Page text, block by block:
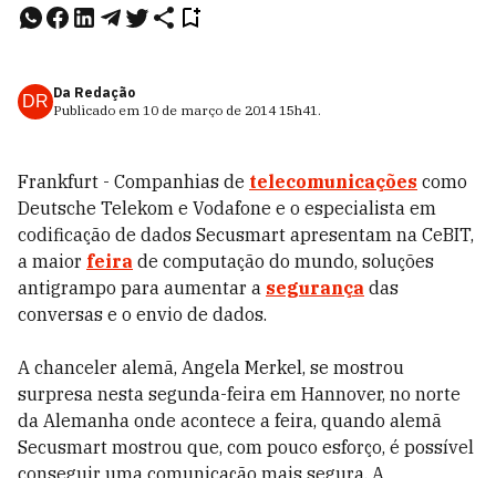
DR Da Redação
Publicado em 10 de março de 2014 15h41.
Frankfurt - Companhias de telecomunicações como
Deutsche Telekom e Vodafone e o especialista em
codificação de dados Secusmart apresentam na CeBIT,
a maior feira de computação do mundo, soluções
antigrampo para aumentar a segurança das
conversas e o envio de dados.
A chanceler alemã, Angela Merkel, se mostrou
surpresa nesta segunda-feira em Hannover, no norte
da Alemanha onde acontece a feira, quando alemã
Secusmart mostrou que, com pouco esforço, é possível
conseguir uma comunicação mais segura. A